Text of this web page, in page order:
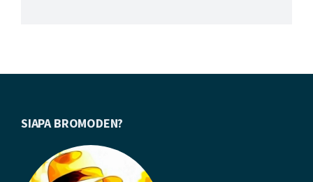
Footer
SIAPA BROMODEN?